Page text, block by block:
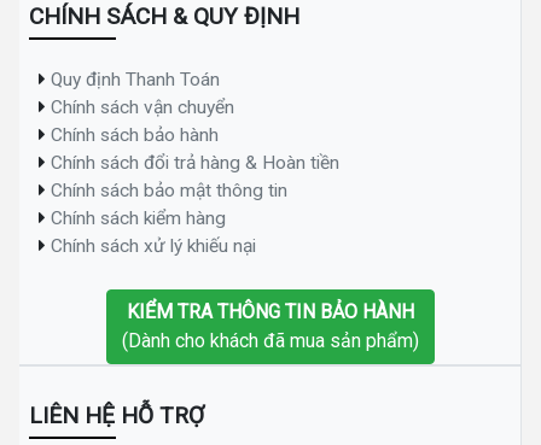
CHÍNH SÁCH & QUY ĐỊNH
Quy định Thanh Toán
Chính sách vận chuyển
Chính sách bảo hành
Chính sách đổi trả hàng & Hoàn tiền
Chính sách bảo mật thông tin
Chính sách kiểm hàng
Chính sách xử lý khiếu nại
KIỂM TRA THÔNG TIN BẢO HÀNH
(Dành cho khách đã mua sản phẩm)
LIÊN HỆ HỖ TRỢ